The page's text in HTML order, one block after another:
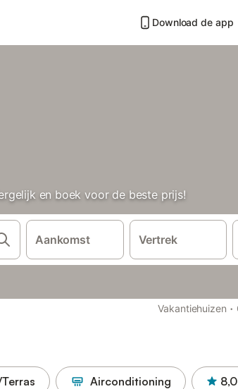
Download de app
en boek voor de beste prijs!
Aankomst Vertrek
Vakantiehuizen ·
Airconditioning 8,0